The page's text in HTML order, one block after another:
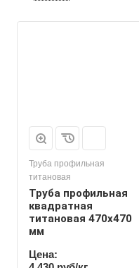
Труба профильная
титановая
Труба профильная
квадратная
титановая 470х470
мм
Цена: